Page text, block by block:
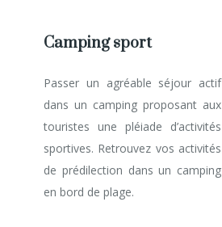
Camping sport
Passer un agréable séjour actif
dans un camping proposant aux
touristes une pléiade d’activités
sportives. Retrouvez vos activités
de prédilection dans un camping
en bord de plage.